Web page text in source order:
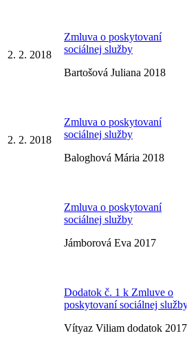
2. 2. 2018
Zmluva o poskytovaní
sociálnej služby
Bartošová Juliana 2018
2. 2. 2018
Zmluva o poskytovaní
sociálnej služby
Baloghová Mária 2018
Zmluva o poskytovaní
sociálnej služby
Jámborová Eva 2017
Dodatok č. 1 k Zmluve o
poskytovaní sociálnej
Vítyaz Viliam dodatok 2017